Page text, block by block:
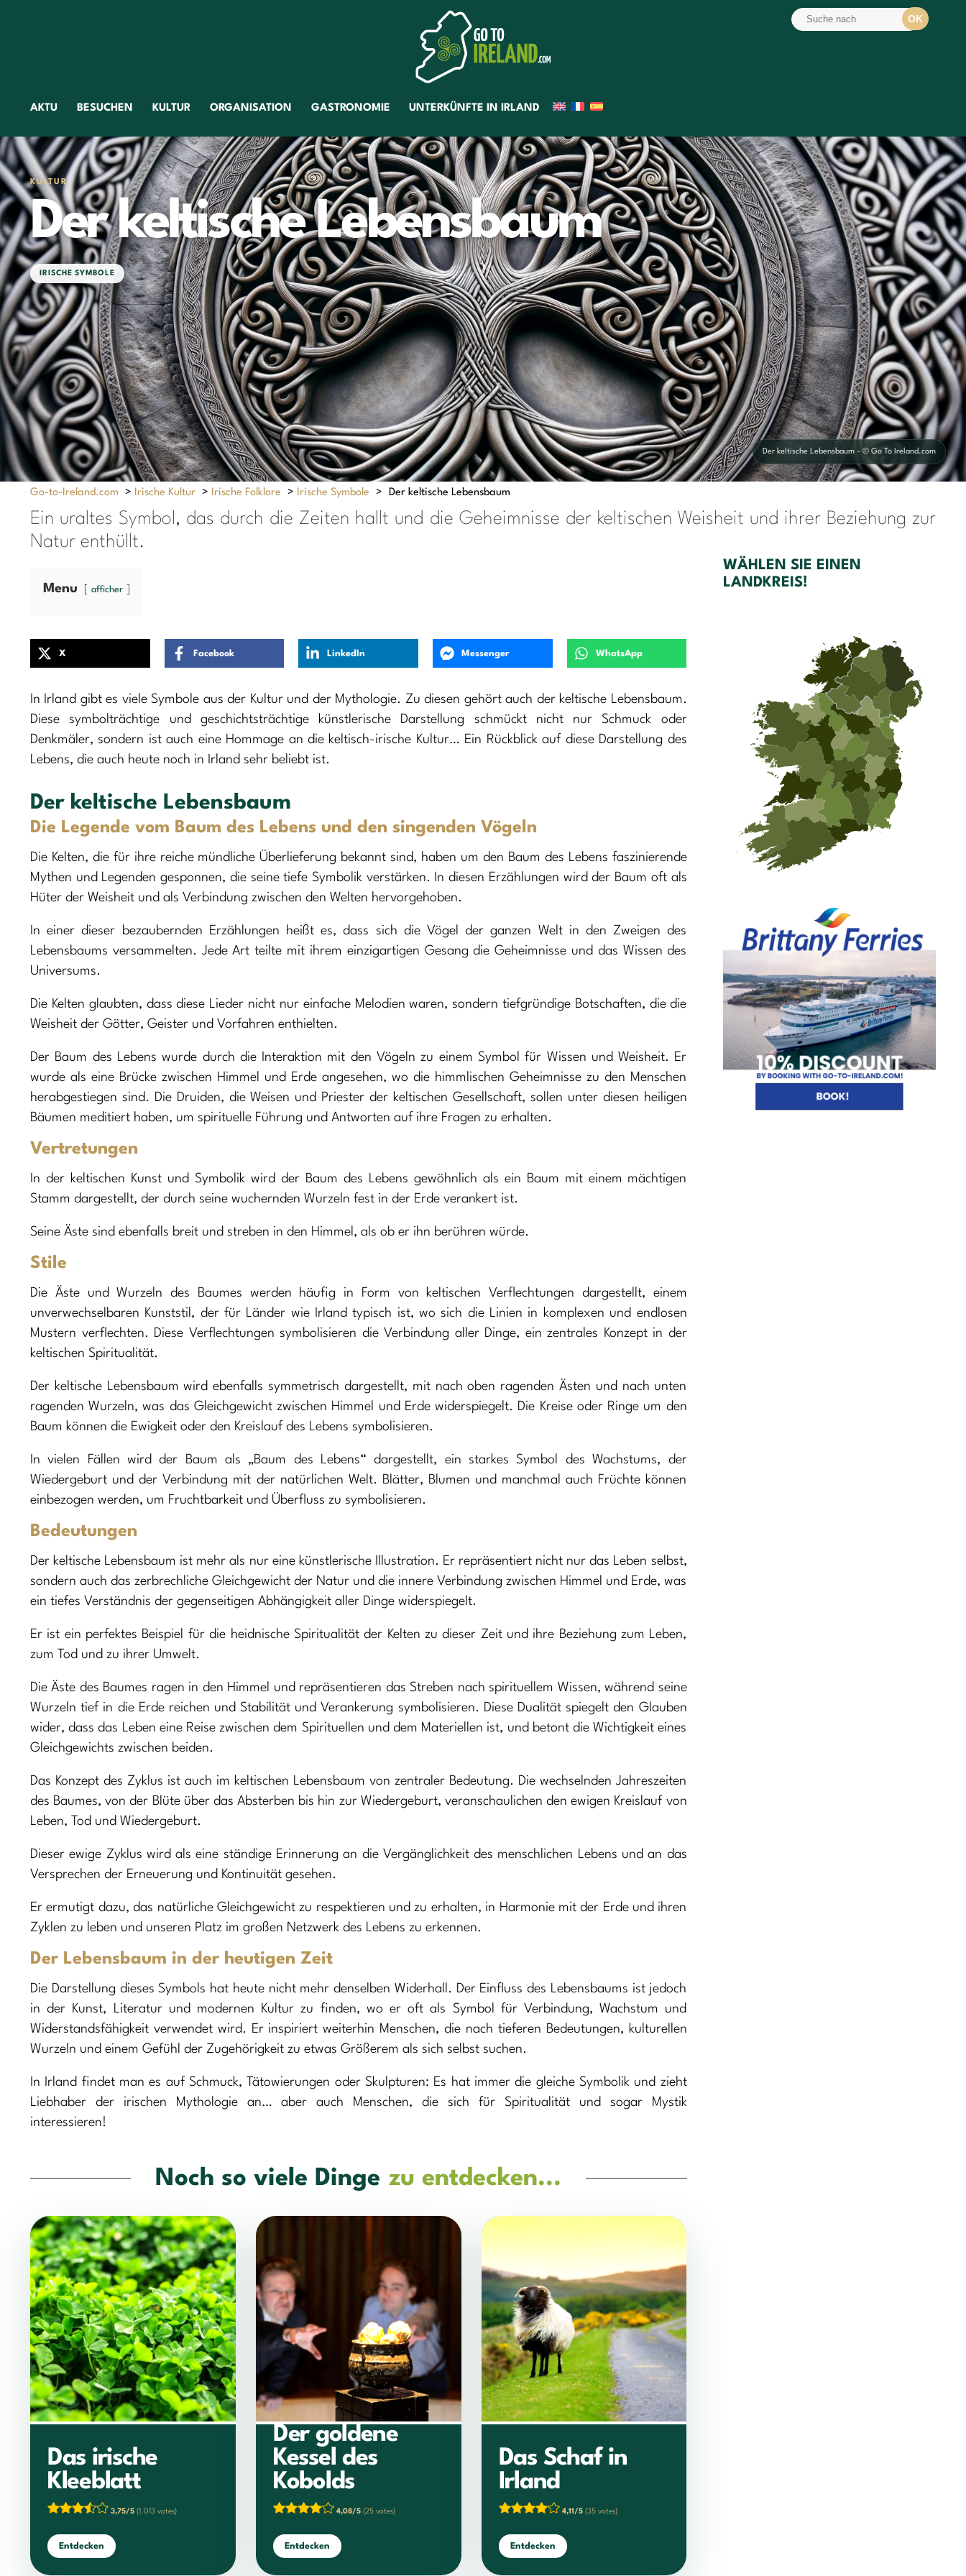
AKTU BESUCHEN KULTUR ORGANISATION GASTRONOMIE UNTERKÜNFTE IN IRLAND
KULTUR
Der keltische Lebensbaum
IRISCHE SYMBOLE
Der keltische Lebensbaum - © Go To Ireland.com
Go-to-Ireland.com > Irische Kultur > Irische Folklore > Irische Symbole > Der keltische Lebensbaum
Ein uraltes Symbol, das durch die Zeiten hallt und die Geheimnisse der keltischen Weisheit und ihrer Beziehung zur
Natur enthüllt.
Menu afficher
X Facebook LinkedIn Messenger WhatsApp
In Irland gibt es viele Symbole aus der Kultur und der Mythologie. Zu diesen gehört auch der keltische Lebensbaum.
Diese symbolträchtige und geschichtsträchtige künstlerische Darstellung schmückt nicht nur Schmuck oder
Denkmäler, sondern ist auch eine Hommage an die keltisch-irische Kultur… Ein Rückblick auf diese Darstellung des
Lebens, die auch heute noch in Irland sehr beliebt ist.
Der keltische Lebensbaum
Die Legende vom Baum des Lebens und den singenden Vögeln
Die Kelten, die für ihre reiche mündliche Überlieferung bekannt sind, haben um den Baum des Lebens faszinierende
Mythen und Legenden gesponnen, die seine tiefe Symbolik verstärken. In diesen Erzählungen wird der Baum oft als
Hüter der Weisheit und als Verbindung zwischen den Welten hervorgehoben.
In einer dieser bezaubernden Erzählungen heißt es, dass sich die Vögel der ganzen Welt in den Zweigen des
Lebensbaums versammelten. Jede Art teilte mit ihrem einzigartigen Gesang die Geheimnisse und das Wissen des
Universums.
Die Kelten glaubten, dass diese Lieder nicht nur einfache Melodien waren, sondern tiefgründige Botschaften, die die
Weisheit der Götter, Geister und Vorfahren enthielten.
Der Baum des Lebens wurde durch die Interaktion mit den Vögeln zu einem Symbol für Wissen und Weisheit. Er
wurde als eine Brücke zwischen Himmel und Erde angesehen, wo die himmlischen Geheimnisse zu den Menschen
herabgestiegen sind. Die Druiden, die Weisen und Priester der keltischen Gesellschaft, sollen unter diesen heiligen
Bäumen meditiert haben, um spirituelle Führung und Antworten auf ihre Fragen zu erhalten.
Vertretungen
In der keltischen Kunst und Symbolik wird der Baum des Lebens gewöhnlich als ein Baum mit einem mächtigen
Stamm dargestellt, der durch seine wuchernden Wurzeln fest in der Erde verankert ist.
Seine Äste sind ebenfalls breit und streben in den Himmel, als ob er ihn berühren würde.
Stile
Die Äste und Wurzeln des Baumes werden häufig in Form von keltischen Verflechtungen dargestellt, einem
unverwechselbaren Kunststil, der für Länder wie Irland typisch ist, wo sich die Linien in komplexen und endlosen
Mustern verflechten. Diese Verflechtungen symbolisieren die Verbindung aller Dinge, ein zentrales Konzept in der
keltischen Spiritualität.
Der keltische Lebensbaum wird ebenfalls symmetrisch dargestellt, mit nach oben ragenden Ästen und nach unten
ragenden Wurzeln, was das Gleichgewicht zwischen Himmel und Erde widerspiegelt. Die Kreise oder Ringe um den
Baum können die Ewigkeit oder den Kreislauf des Lebens symbolisieren.
In vielen Fällen wird der Baum als „Baum des Lebens“ dargestellt, ein starkes Symbol des Wachstums, der
Wiedergeburt und der Verbindung mit der natürlichen Welt. Blätter, Blumen und manchmal auch Früchte können
einbezogen werden, um Fruchtbarkeit und Überfluss zu symbolisieren.
Bedeutungen
Der keltische Lebensbaum ist mehr als nur eine künstlerische Illustration. Er repräsentiert nicht nur das Leben selbst,
sondern auch das zerbrechliche Gleichgewicht der Natur und die innere Verbindung zwischen Himmel und Erde, was
ein tiefes Verständnis der gegenseitigen Abhängigkeit aller Dinge widerspiegelt.
Er ist ein perfektes Beispiel für die heidnische Spiritualität der Kelten zu dieser Zeit und ihre Beziehung zum Leben,
zum Tod und zu ihrer Umwelt.
Die Äste des Baumes ragen in den Himmel und repräsentieren das Streben nach spirituellem Wissen, während seine
Wurzeln tief in die Erde reichen und Stabilität und Verankerung symbolisieren. Diese Dualität spiegelt den Glauben
wider, dass das Leben eine Reise zwischen dem Spirituellen und dem Materiellen ist, und betont die Wichtigkeit eines
Gleichgewichts zwischen beiden.
Das Konzept des Zyklus ist auch im keltischen Lebensbaum von zentraler Bedeutung. Die wechselnden Jahreszeiten
des Baumes, von der Blüte über das Absterben bis hin zur Wiedergeburt, veranschaulichen den ewigen Kreislauf von
Leben, Tod und Wiedergeburt.
Dieser ewige Zyklus wird als eine ständige Erinnerung an die Vergänglichkeit des menschlichen Lebens und an das
Versprechen der Erneuerung und Kontinuität gesehen.
Er ermutigt dazu, das natürliche Gleichgewicht zu respektieren und zu erhalten, in Harmonie mit der Erde und ihren
Zyklen zu leben und unseren Platz im großen Netzwerk des Lebens zu erkennen.
Der Lebensbaum in der heutigen Zeit
Die Darstellung dieses Symbols hat heute nicht mehr denselben Widerhall. Der Einfluss des Lebensbaums ist jedoch
in der Kunst, Literatur und modernen Kultur zu finden, wo er oft als Symbol für Verbindung, Wachstum und
Widerstandsfähigkeit verwendet wird. Er inspiriert weiterhin Menschen, die nach tieferen Bedeutungen, kulturellen
Wurzeln und einem Gefühl der Zugehörigkeit zu etwas Größerem als sich selbst suchen.
In Irland findet man es auf Schmuck, Tätowierungen oder Skulpturen: Es hat immer die gleiche Symbolik und zieht
Liebhaber der irischen Mythologie an… aber auch Menschen, die sich für Spiritualität und sogar Mystik
interessieren!
Noch so viele Dinge zu entdecken...
Das irische
Kleeblatt
3,75/5 (1.013 votes)
Entdecken
Der goldene
Kessel des
Kobolds
4,08/5(25 votes)
Entdecken
Das Schaf in
Irland
4,11/5(35 votes)
Entdecken
WÄHLEN SIE EINEN
LANDKREIS!